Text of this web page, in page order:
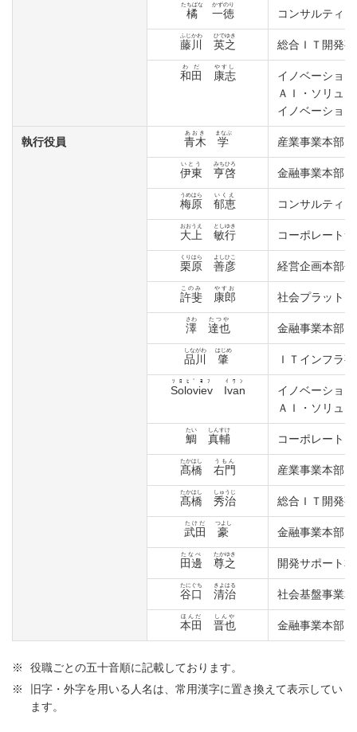
橘
たちばな
一徳
かずのり
コンサルティ
藤川
ふじかわ
英之
ひでゆき
総合ＩＴ開発
和⽥
わだ
康志
やすし
イノベーショ
ＡＩ・ソリュ
イノベーショ
執行役員 青木
あおき
学
まなぶ
産業事業本部
伊東
いとう
亨啓
みちひろ
金融事業本部
梅原
うめはら
郁恵
いくえ
コンサルティ
⼤上
おおうえ
敏⾏
としゆき
コーポレート
栗原
くりはら
善彦
よしひこ
経営企画本部長
許斐
このみ
康郎
やすお
社会プラット
澤
さわ
達也
たつや
金融事業本部
品川
しながわ
肇
はじめ
ＩＴインフラ
Soloviev
ｿﾛﾋﾞﾖﾌ
Ivan
ｲﾜﾝ
イノベーショ
ＡＩ・ソリュ
鯛
たい
真輔
しんすけ
コーポレート
髙橋
たかはし
右門
うもん
産業事業本部
髙橋
たかはし
秀治
しゅうじ
総合ＩＴ開発
武田
たけだ
豪
つよし
金融事業本部
⽥邊
たなべ
尊之
たかゆき
開発サポート
谷口
たにぐち
清治
きよはる
社会基盤事業
本田
ほんだ
晋也
しんや
金融事業本部
※
役職ごとの五十音順に記載しております。
※
旧字・外字を用いる人名は、常用漢字に置き換えて表示してい
ます。